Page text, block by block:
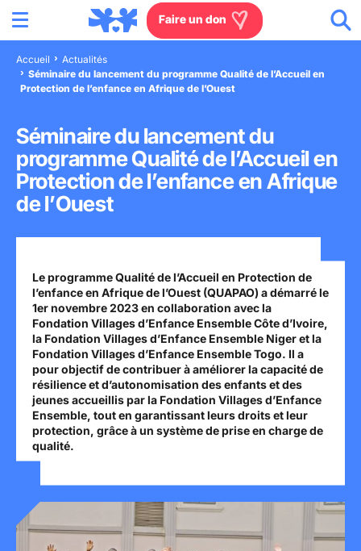
Aller à la recherche
Aller au pied de page
Faire un don
Nous connaître
Actions en France
Actions dans le monde
Agissez à nos côtés
Rejoignez-nous
Les villages d'enfants
Mon espace donateur
Accueil
Actualités
Séminaire du lancement du programme Qualité de l’Accueil en
Protection de l’enfance en Afrique de l’Ouest
Séminaire du lancement du
programme Qualité de l’Accueil en
Protection de l’enfance en Afrique
de l’Ouest
Le programme Qualité de l’Accueil en Protection de
l’enfance en Afrique de l’Ouest (QUAPAO) a démarré le
1er novembre 2023 en collaboration avec la
Fondation Villages d’Enfance Ensemble Côte d’Ivoire,
la Fondation Villages d’Enfance Ensemble Niger et la
Fondation Villages d’Enfance Ensemble Togo. Il a
pour objectif de contribuer à améliorer la capacité de
résilience et d’autonomisation des enfants et des
jeunes accueillis par la Fondation Villages d’Enfance
Ensemble, tout en garantissant leurs droits et leur
protection, grâce à un système de prise en charge de
qualité.